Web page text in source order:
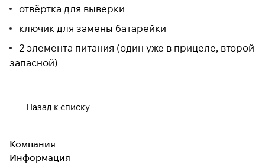
отвёртка для выверки
ключик для замены батарейки
2 элемента питания (один уже в прицеле, второй
запасной)
Назад к списку
Компания
Информация